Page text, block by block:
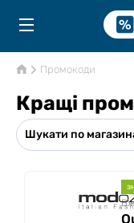
Промокоди
Кращі
Шукати по